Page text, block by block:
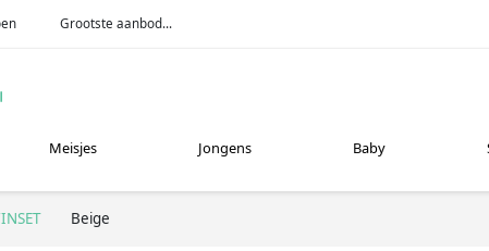
Grootste aanbod...
Meisjes Jongens Baby
Beige